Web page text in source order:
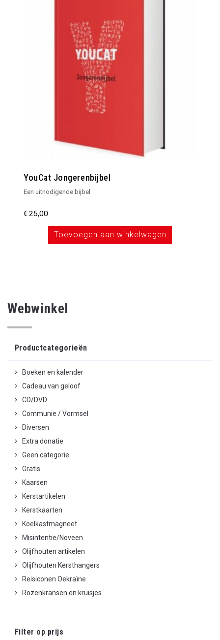
YouCat Jongerenbijbel
Een uitnodigende bijbel
€25,00
Toevoegen aan winkelwagen
Webwinkel
Productcategorieën
Boeken en kalender
Cadeau van geloof
CD/DVD
Communie / Vormsel
Diversen
Extra donatie
Geen categorie
Gratis
Kaarsen
Kerstartikelen
Kerstkaarten
Koelkastmagneet
Misintentie/Noveen
Olijfhouten artikelen
Olijfhouten Kersthangers
Reisiconen Oekraïne
Rozenkransen en kruisjes
Filter op prijs